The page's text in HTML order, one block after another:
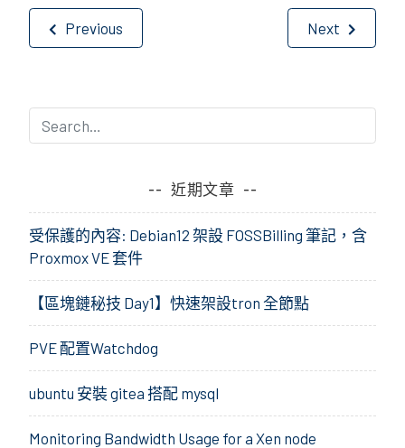
文
導
覽
Previous Next
近期文章
受保護的內容: Debian12 架設 FOSSBilling 筆記，含
Proxmox VE 套件
【區塊鏈秘技 Day1】快速架設tron 全節點
PVE 配置Watchdog
ubuntu 安裝 gitea 搭配 mysql
Monitoring Bandwidth Usage for a Xen node